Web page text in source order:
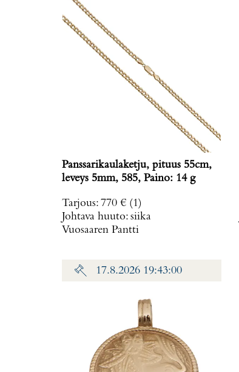
Panssarikaulaketju, pituus 55cm,
leveys 5mm, 585, Paino: 14 g
Tarjous: 770 € (1)
Johtava huuto: siika
Vuosaaren Pantti
17.8.2026 19:43:00